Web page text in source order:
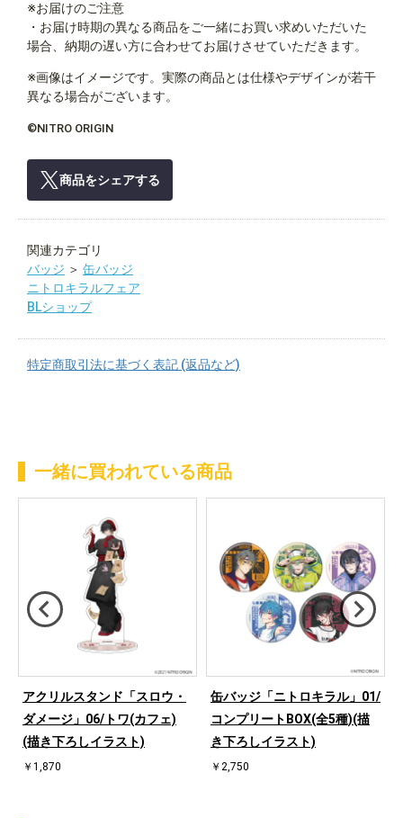
※お届けのご注意
・お届け時期の異なる商品をご一緒にお買い求めいただいた
場合、納期の遅い方に合わせてお届けさせていただきます。
※画像はイメージです。実際の商品とは仕様やデザインが若干
異なる場合がございます。
©NITRO ORIGIN
商品をシェアする
関連カテゴリ
バッジ ＞ 缶バッジ
ニトロキラルフェア
BLショップ
特定商取引法に基づく表記 (返品など)
一緒に買われている商品
アクリルスタンド「スロウ・
ダメージ」06/トワ(カフェ)
(描き下ろしイラスト)
￥1,870
缶バッジ「ニトロキラル」01/
コンプリートBOX(全5種)(描
き下ろしイラスト)
￥2,750